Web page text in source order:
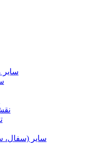
سایر (سفال،